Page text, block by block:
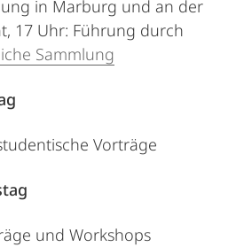
in Marburg und an der
17 Uhr: Führung durch
Sammlung
Vorträge
und Workshops